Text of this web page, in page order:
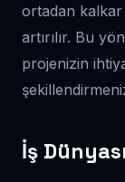
ortadan
artırılır. Bu
projenizin
İş